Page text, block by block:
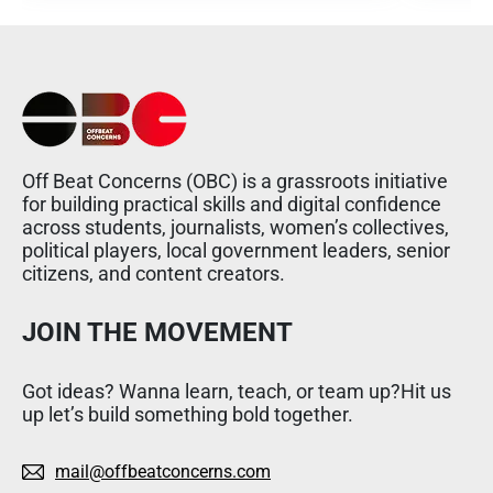
Off Beat Concerns (OBC) is a grassroots initiative
for building practical skills and digital confidence
across students, journalists, women’s collectives,
political players, local government leaders, senior
citizens, and content creators.
JOIN THE MOVEMENT
Got ideas? Wanna learn, teach, or team up?Hit us
up let’s build something bold together.
mail@offbeatconcerns.com